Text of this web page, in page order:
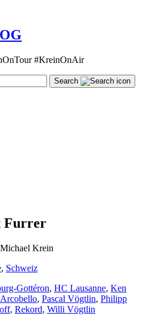
#KreinOnAir
Search
Furrer
Krein
, Schweiz
Gottéron, HC Lausanne, Ken
, Pascal Vögtlin, Philipp
, Rekord, Willi Vögtlin